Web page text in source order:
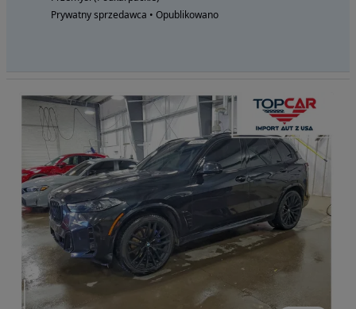
Prywatny sprzedawca • Opublikowano